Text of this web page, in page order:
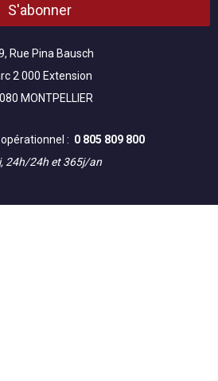
S'abonner
Rue Pina Bausch
2 000 Extension
MONTPELLIER
: 0 805 809 800
24h/24h et 365j/an